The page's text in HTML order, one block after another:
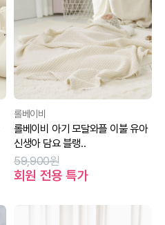
롤베이비
롤베이비 아기 모달와플 이불 유아
신생아 담요 블랭..
59,900원
회원 전용 특가